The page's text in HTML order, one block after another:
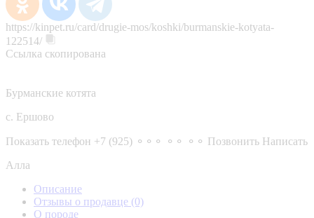
https://kinpet.ru/card/drugie-mos/koshki/burmanskie-kotyata-
122514/
Ссылка скопирована
Бурманские котята
с. Ершово
Показать телефон +7 (925) ⚬⚬⚬ ⚬⚬ ⚬⚬ Позвонить Написать
Алла
Описание
Отзывы о продавце (0)
О породе